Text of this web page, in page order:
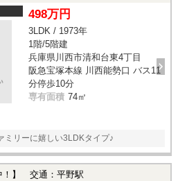
498万円
3LDK / 1973年
1階/5階建
兵庫県川西市清和台東4丁目
阪急宝塚本線 川西能勢口 バス11
分停歩10分
専有面積 74㎡
ミリーに嬉しい3LDKタイプ♪
！】 交通：平野駅